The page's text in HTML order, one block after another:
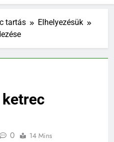
tartás
Elhelyezésük
0 14 Mins